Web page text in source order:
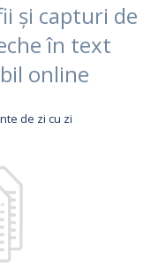
și capturi de
în text
online
de zi cu zi